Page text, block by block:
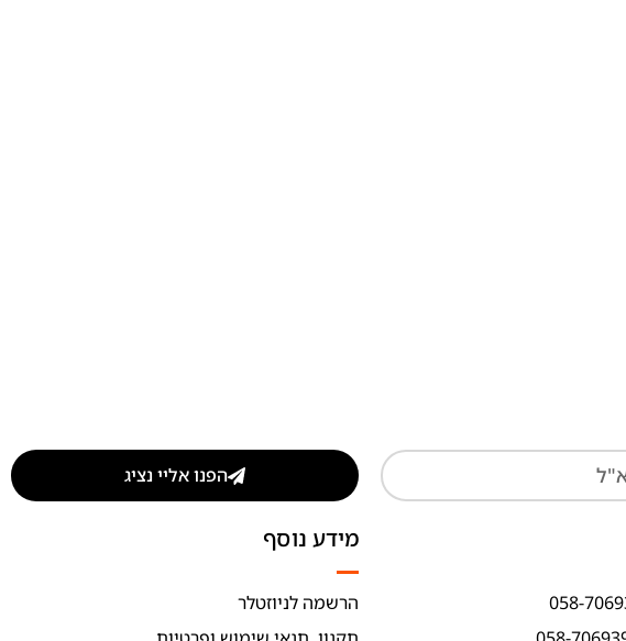
הפנו אליי נציג
מידע נוסף
הרשמה לניוזטלר